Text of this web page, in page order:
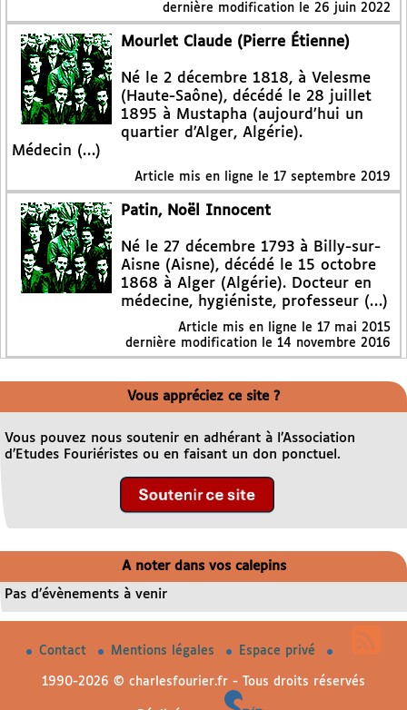
dernière modification le 26 juin 2022
Mourlet Claude (Pierre Étienne)
Né le 2 décembre 1818, à Velesme
(Haute-Saône), décédé le 28 juillet
1895 à Mustapha (aujourd’hui un
quartier d’Alger, Algérie).
Médecin (…)
Article mis en ligne le 17 septembre 2019
Patin, Noël Innocent
Né le 27 décembre 1793 à Billy-sur-
Aisne (Aisne), décédé le 15 octobre
1868 à Alger (Algérie). Docteur en
médecine, hygiéniste, professeur (…)
Article mis en ligne le 17 mai 2015
dernière modification le 14 novembre 2016
Vous appréciez ce site ?
Vous pouvez nous soutenir en adhérant à l’Association
d’Etudes Fouriéristes ou en faisant un don ponctuel.
A noter dans vos calepins
Pas d’évènements à venir
Contact Mentions légales Espace privé
1990-2026 © charlesfourier.fr - Tous droits réservés